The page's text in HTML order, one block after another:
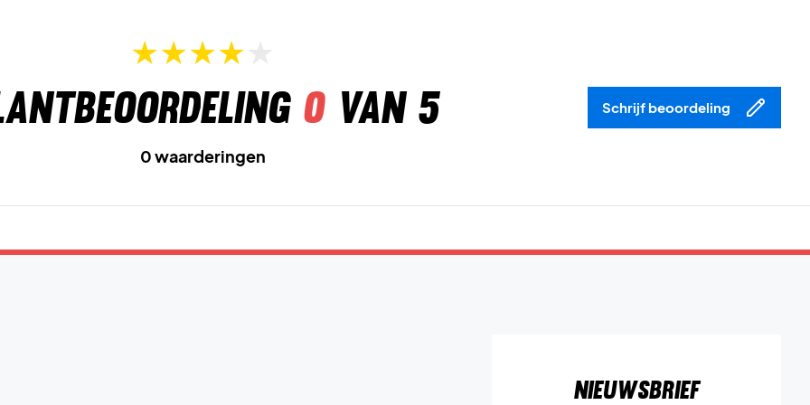
0van 5 Schrijf beoordeling
0 waarderingen
Nieuwsbrief